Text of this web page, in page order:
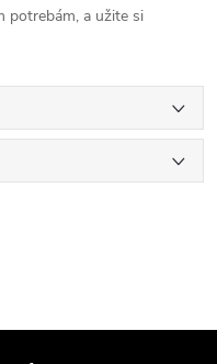
potrebám, a užite si